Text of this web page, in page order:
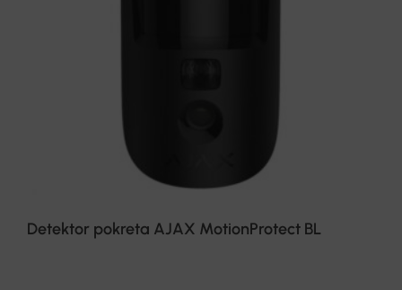
Detektor pokreta AJAX MotionProtect BL